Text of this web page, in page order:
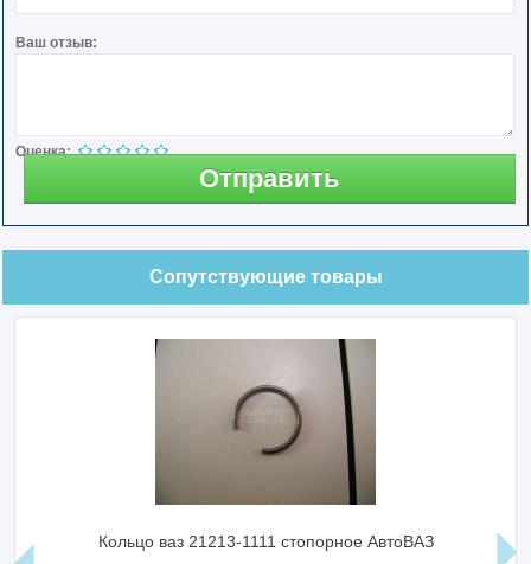
Ваш отзыв:
Оценка:
Отправить
Сопутствующие товары
Кольцо ваз 21213-1111 стопорное АвтоВАЗ